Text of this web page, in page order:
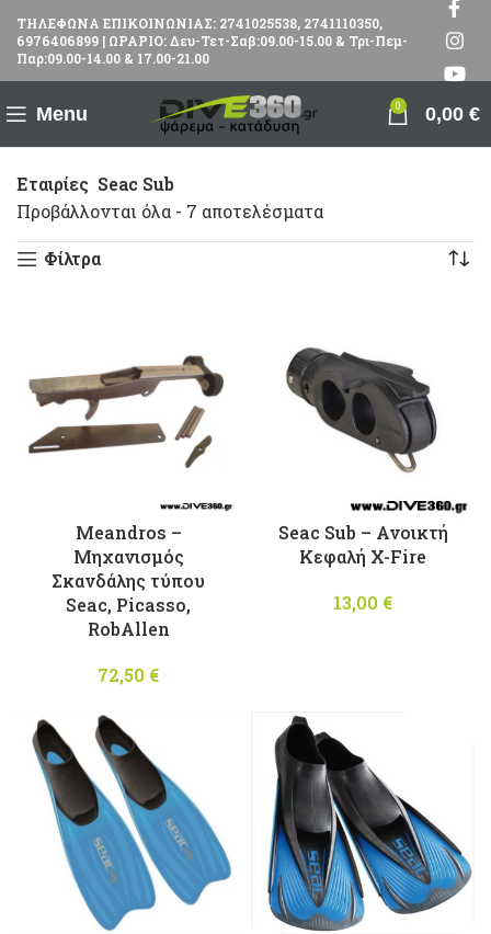
ΤΗΛΕΦΩΝΑ ΕΠΙΚΟΙΝΩΝΙΑΣ: 2741025538, 2741110350,
6976406899 | ΩΡΑΡΙΟ: Δευ-Τετ-Σαβ:09.00-15.00 & Τρι-Πεμ-
Παρ:09.00-14.00 & 17.00-21.00
Menu 0 0,00 €
Εταιρίες Seac Sub
Προβάλλονται όλα - 7 αποτελέσματα
Φίλτρα
Meandros –
Mηχανισμός
Σκανδάλης τύπου
Seac, Picasso,
RobAllen
72,50 €
Seac Sub – Ανοικτή
Κεφαλή X-Fire
13,00 €